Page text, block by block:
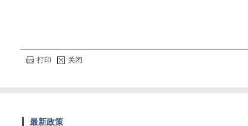
打印 关闭
最新政策